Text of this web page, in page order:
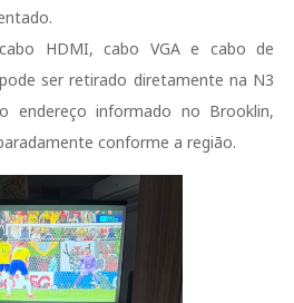
HDMI, cabo VGA e cabo de
ser retirado diretamente na N3
endereço informado no Brooklin,
conforme a região.